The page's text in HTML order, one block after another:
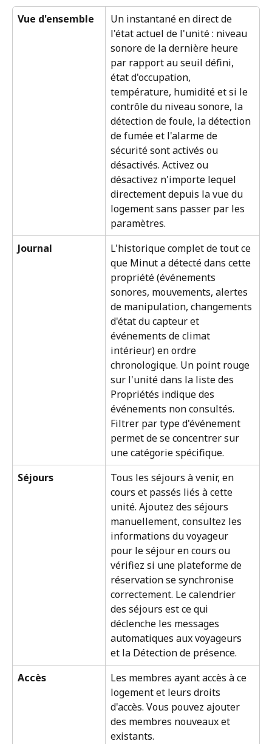
Vue d'ensemble
Un instantané en direct de
l'état actuel de l'unité : niveau
sonore de la dernière heure
par rapport au seuil défini,
état d'occupation,
température, humidité et si le
contrôle du niveau sonore, la
détection de foule, la détection
de fumée et l'alarme de
sécurité sont activés ou
désactivés. Activez ou
désactivez n'importe lequel
directement depuis la vue du
logement sans passer par les
paramètres.
Journal
L'historique complet de tout ce
que Minut a détecté dans cette
propriété (événements
sonores, mouvements, alertes
de manipulation, changements
d'état du capteur et
événements de climat
intérieur) en ordre
chronologique. Un point rouge
sur l'unité dans la liste des
Propriétés indique des
événements non consultés.
Filtrer par type d'événement
permet de se concentrer sur
une catégorie spécifique.
Séjours
Tous les séjours à venir, en
cours et passés liés à cette
unité. Ajoutez des séjours
manuellement, consultez les
informations du voyageur
pour le séjour en cours ou
vérifiez si une plateforme de
réservation se synchronise
correctement. Le calendrier
des séjours est ce qui
déclenche les messages
automatiques aux voyageurs
et la Détection de présence.
Accès
Les membres ayant accès à ce
logement et leurs droits
d'accès. Vous pouvez ajouter
des membres nouveaux et
existants.